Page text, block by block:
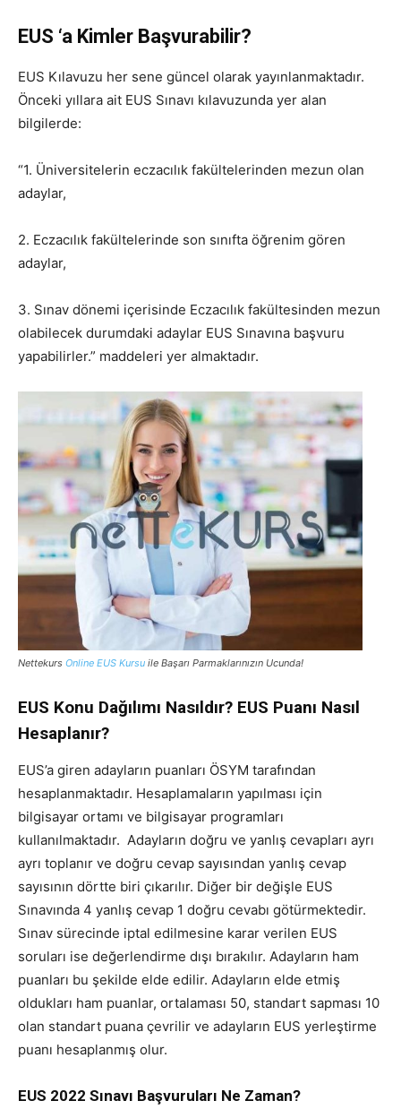
EUS ‘a Kimler Başvurabilir?
EUS Kılavuzu her sene güncel olarak yayınlanmaktadır.
Önceki yıllara ait EUS Sınavı kılavuzunda yer alan
bilgilerde:
“1. Üniversitelerin eczacılık fakültelerinden mezun olan
adaylar,
2. Eczacılık fakültelerinde son sınıfta öğrenim gören
adaylar,
3. Sınav dönemi içerisinde Eczacılık fakültesinden mezun
olabilecek durumdaki adaylar EUS Sınavına başvuru
yapabilirler.” maddeleri yer almaktadır.
Nettekurs Online EUS Kursu ile Başarı Parmaklarınızın Ucunda!
EUS Konu Dağılımı Nasıldır? EUS Puanı Nasıl
Hesaplanır?
EUS’a giren adayların puanları ÖSYM tarafından
hesaplanmaktadır. Hesaplamaların yapılması için
bilgisayar ortamı ve bilgisayar programları
kullanılmaktadır. Adayların doğru ve yanlış cevapları ayrı
ayrı toplanır ve doğru cevap sayısından yanlış cevap
sayısının dörtte biri çıkarılır. Diğer bir değişle EUS
Sınavında 4 yanlış cevap 1 doğru cevabı götürmektedir.
Sınav sürecinde iptal edilmesine karar verilen EUS
soruları ise değerlendirme dışı bırakılır. Adayların ham
puanları bu şekilde elde edilir. Adayların elde etmiş
oldukları ham puanlar, ortalaması 50, standart sapması 10
olan standart puana çevrilir ve adayların EUS yerleştirme
puanı hesaplanmış olur.
EUS 2022 Sınavı Başvuruları Ne Zaman?